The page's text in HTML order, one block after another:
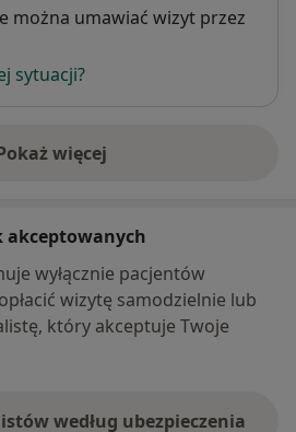
można umawiać wizyt przez
sytuacji?
więcej
o adresie
akceptowanych
wyłącznie pacjentów
wizytę samodzielnie lub
który akceptuje Twoje
według ubezpieczenia